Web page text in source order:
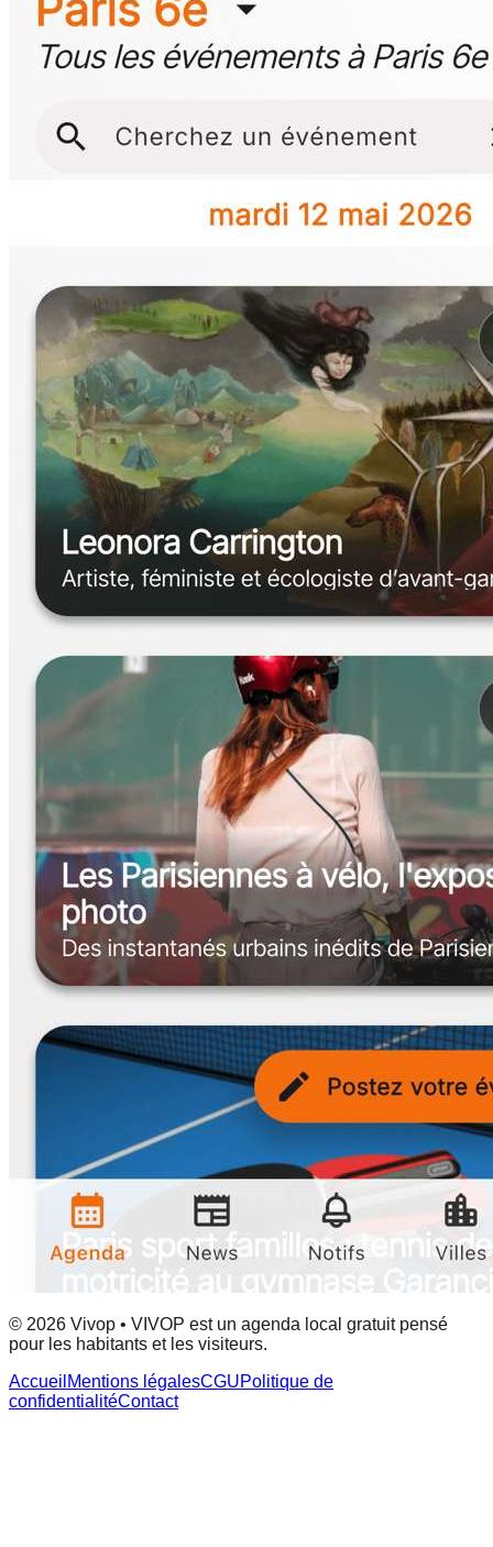
© 2026 Vivop • VIVOP est un agenda local gratuit pensé
pour les habitants et les visiteurs.
Accueil Mentions légalesCGUPolitique de
confidentialitéContact